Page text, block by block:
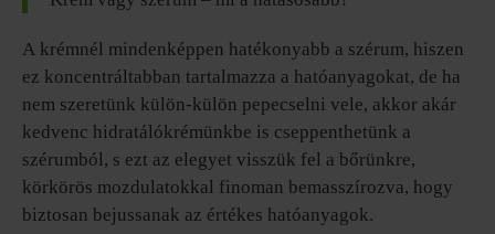
A krémnél mindenképpen hatékonyabb a szérum, hiszen
ez koncentráltabban tartalmazza a hatóanyagokat, de ha
nem szeretünk külön-külön pepecselni vele, akkor akár
kedvenc hidratálókrémünkbe is cseppenthetünk a
szérumból, s ezt az elegyet visszük fel a bőrünkre,
körkörös mozdulatokkal finoman bemasszírozva, hogy
biztosan bejussanak az értékes hatóanyagok.